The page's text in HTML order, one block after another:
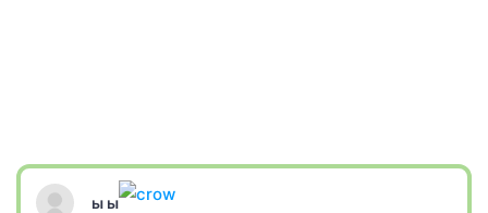
ы ы